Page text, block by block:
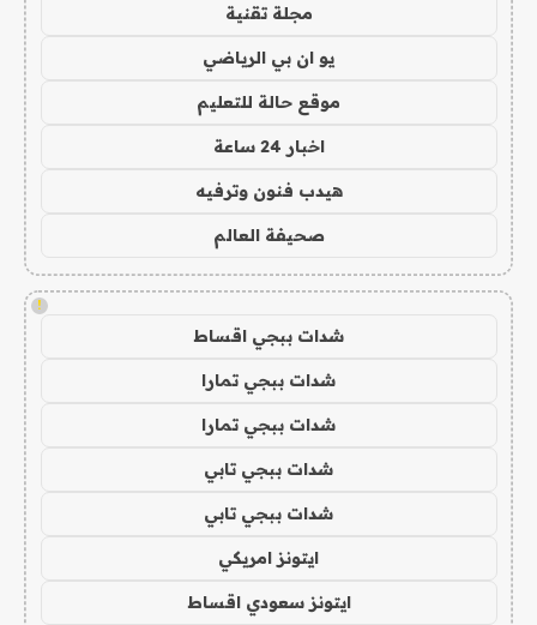
مجلة تقنية
يو ان بي الرياضي
موقع حالة للتعليم
اخبار 24 ساعة
هيدب فنون وترفيه
صحيفة العالم
!
شدات ببجي اقساط
شدات ببجي تمارا
شدات ببجي تمارا
شدات ببجي تابي
شدات ببجي تابي
ايتونز امريكي
ايتونز سعودي اقساط